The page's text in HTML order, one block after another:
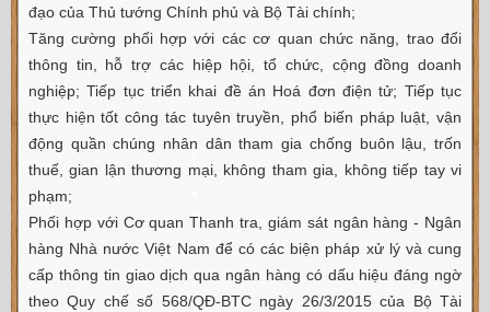
đạo của Thủ tướng Chính phủ và Bộ Tài chính;
Tăng cường phối hợp với các cơ quan chức năng, trao đổi
thông tin, hỗ trợ các hiệp hội, tổ chức, cộng đồng doanh
nghiệp; Tiếp tục triển khai đề án Hoá đơn điện tử; Tiếp tục
thực hiện tốt công tác tuyên truyền, phổ biến pháp luật, vận
động quần chúng nhân dân tham gia chống buôn lậu, trốn
thuế, gian lận thương mại, không tham gia, không tiếp tay vi
phạm;
Phối hợp với Cơ quan Thanh tra, giám sát ngân hàng - Ngân
hàng Nhà nước Việt Nam để có các biện pháp xử lý và cung
cấp thông tin giao dịch qua ngân hàng có dấu hiệu đáng ngờ
theo Quy chế số 568/QĐ-BTC ngày 26/3/2015 của Bộ Tài